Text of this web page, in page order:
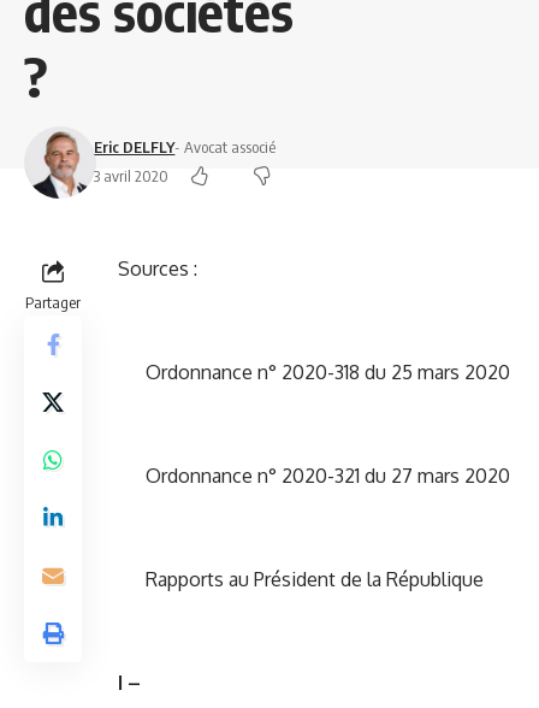
?
Eric DELFLY- Avocat associé
3 avril 2020
Partager
Sources :
Ordonnance n° 2020-318 du 25 mars 2020
Ordonnance n° 2020-321 du 27 mars 2020
Rapports au Président de la République
I –